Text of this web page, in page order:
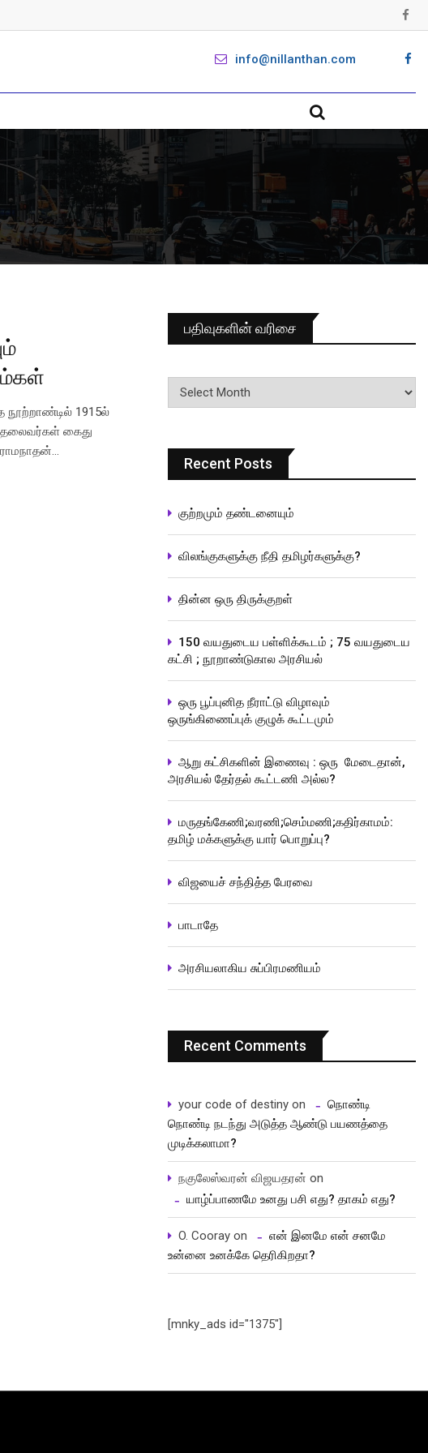
info@nillanthan.com
நூற்றாண்டில் 1915ல்
தலைவர்கள் கைது
பதிவுகளின் வரிசை
பதிவுகளின்
வரிசை
Recent Posts
குற்றமும் தண்டனையும்
விலங்குகளுக்கு நீதி தமிழர்களுக்கு?
தின்ன ஒரு திருக்குறள்
150 வயதுடைய பள்ளிக்கூடம் ; 75 வயதுடைய
கட்சி ; நூறாண்டுகால அரசியல்
ஒரு பூப்புனித நீராட்டு விழாவும்
ஒருங்கிணைப்புக் குழுக் கூட்டமும்
ஆறு கட்சிகளின் இணைவு : ஒரு மேடைதான்,
அரசியல் தேர்தல் கூட்டணி அல்ல?
மருதங்கேணி;வரணி;செம்மணி;கதிர்காமம்:
தமிழ் மக்களுக்கு யார் பொறுப்பு?
விஜயைச் சந்தித்த பேரவை
பாடாதே
அரசியலாகிய சுப்பிரமணியம்
Recent Comments
your code of destiny on
நொண்டி
நொண்டி நடந்து அடுத்த ஆண்டு பயணத்தை
முடிக்கலாமா?
நகுலேஸ்வரன் விஜயதரன் on
யாழ்ப்பாணமே உனது பசி எது? தாகம் எது?
O. Cooray on
என் இனமே என் சனமே
உன்னை உனக்கே தெரிகிறதா?
[mnky_ads id="1375"]